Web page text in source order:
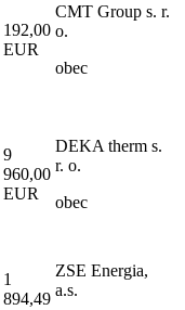
192,00
EUR
CMT Group s. r.
o.
obec
9
960,00
EUR
DEKA therm s.
r. o.
obec
1
894,49
ZSE Energia,
a.s.